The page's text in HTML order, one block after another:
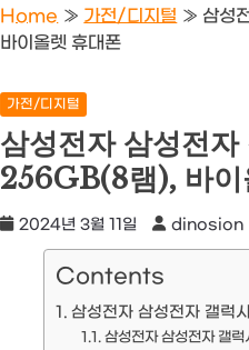
Home » 가전/디지털 » 삼성
바이올렛 휴대폰
가전/디지털
삼성전자 삼성전
256GB(8램), 바이
2024년 3월 11일 dinosion
Contents
삼성전자 삼성전자 갤럭
삼성전자 삼성전자 갤